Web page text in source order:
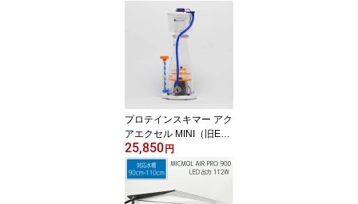
プロテインスキマー アク
アエクセル MINI（旧EC-
15） コントローラーな
し 適応水量300L!【プロ
テインスキマー】
25,850円